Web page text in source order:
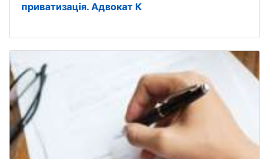
приватизація. Адвокат К